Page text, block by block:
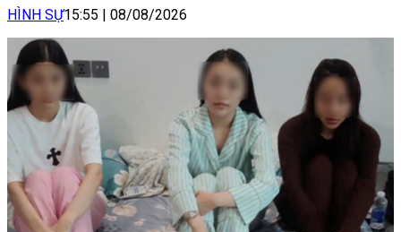
HÌNH SỰ15:55 08/08/2026